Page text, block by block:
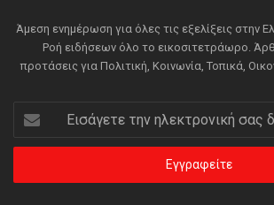
Άμεση ενημέρωση για όλες τις εξελίξεις στην
Ροή ειδήσεων όλο το εικοσιτετράωρο.
προτάσεις για Πολιτική, Κοινωνία, Τοπικά,
Εισάγετε
την
ηλεκτρονική
διεύθυνση